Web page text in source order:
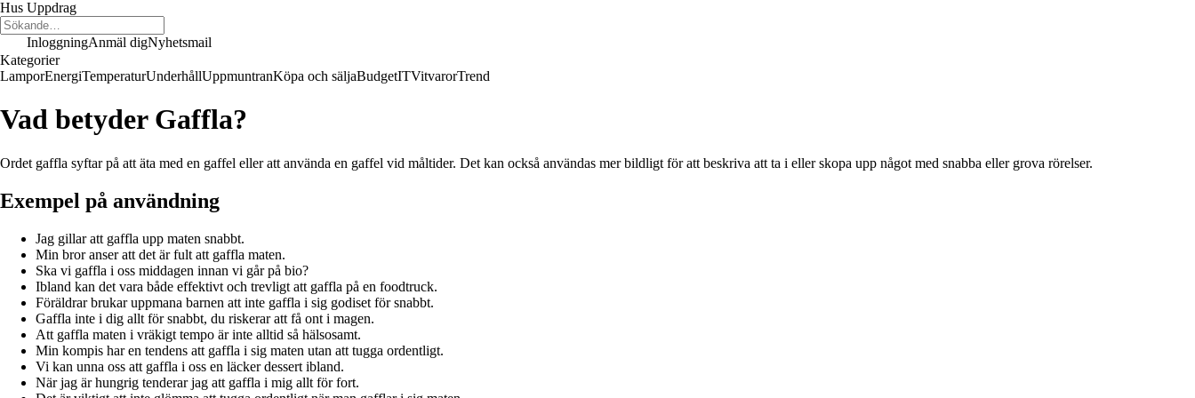
Hus Uppdrag
InloggningAnmäl digNyhetsmail
Kategorier
LamporEnergiTemperaturUnderhållUppmuntranKöpa och säljaBudgetITVitvarorTrend
Vad betyder Gaffla?
Ordet gaffla syftar på att äta med en gaffel eller att använda en gaffel vid måltider. Det kan också användas mer bildligt för att beskriva att ta i eller skopa upp något med snabba eller grova rörelser.
Exempel på användning
Jag gillar att gaffla upp maten snabbt.
Min bror anser att det är fult att gaffla maten.
Ska vi gaffla i oss middagen innan vi går på bio?
Ibland kan det vara både effektivt och trevligt att gaffla på en foodtruck.
Föräldrar brukar uppmana barnen att inte gaffla i sig godiset för snabbt.
Gaffla inte i dig allt för snabbt, du riskerar att få ont i magen.
Att gaffla maten i vräkigt tempo är inte alltid så hälsosamt.
Min kompis har en tendens att gaffla i sig maten utan att tugga ordentligt.
Vi kan unna oss att gaffla i oss en läcker dessert ibland.
När jag är hungrig tenderar jag att gaffla i mig allt för fort.